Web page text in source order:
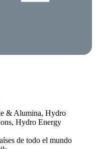
& Alumina, Hydro
Hydro Energy
de todo el mundo